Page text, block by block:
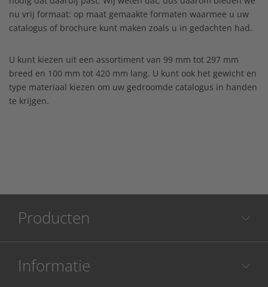
nu vrij formaat: op maat gemaakte formaten waarmee u uw
catalogus of brochure kunt maken zoals u in gedachten had.
U kunt kiezen uit een assortiment van 99 mm tot 297 mm
breed en 100 mm tot 420 mm lang. U kunt ook het gewicht en
type materiaal kiezen om uw gedroomde catalogus in handen
te krijgen.
Producten
Informatie